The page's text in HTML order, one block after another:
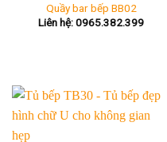
Quầy bar bếp BB02
Liên hệ: 0965.382.399